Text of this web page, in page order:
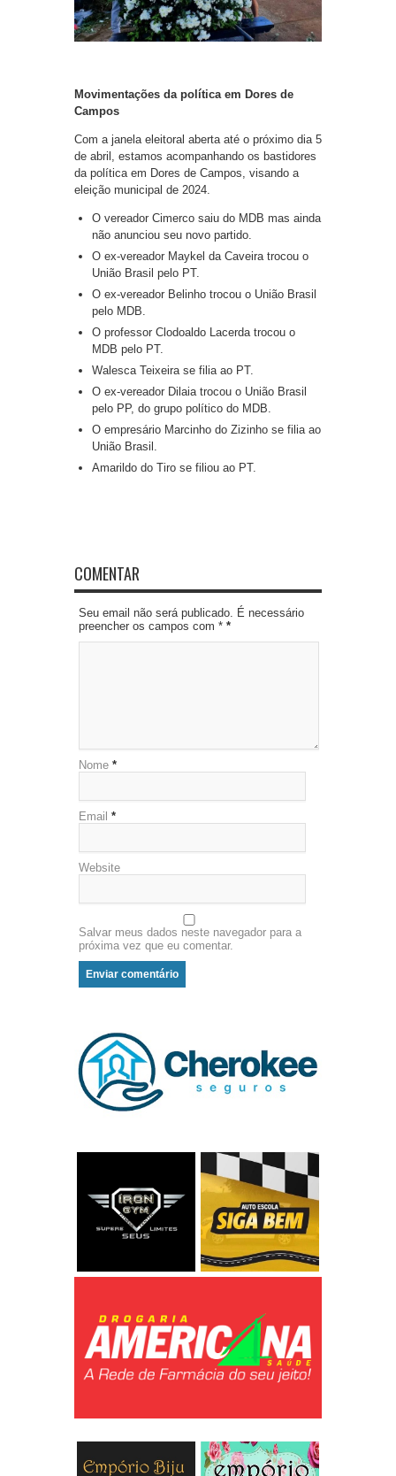
Movimentações da política em Dores de
Campos
Com a janela eleitoral aberta até o próximo dia 5
de abril, estamos acompanhando os bastidores
da política em Dores de Campos, visando a
eleição municipal de 2024.
O vereador Cimerco saiu do MDB mas ainda
não anunciou seu novo partido.
O ex-vereador Maykel da Caveira trocou o
União Brasil pelo PT.
O ex-vereador Belinho trocou o União Brasil
pelo MDB.
O professor Clodoaldo Lacerda trocou o
MDB pelo PT.
Walesca Teixeira se filia ao PT.
O ex-vereador Dilaia trocou o União Brasil
pelo PP, do grupo político do MDB.
O empresário Marcinho do Zizinho se filia ao
União Brasil.
Amarildo do Tiro se filiou ao PT.
COMENTAR
Seu email não será publicado. É necessário
preencher os campos com * *
Nome *
Email *
Website
Salvar meus dados neste navegador para a
próxima vez que eu comentar.